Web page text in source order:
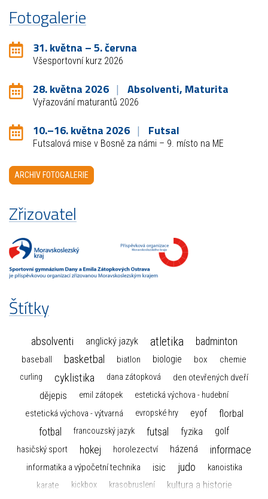
Fotogalerie
31. května – 5. června
Všesportovní kurz 2026
28. května 2026 Absolventi, Maturita
Vyřazování maturantů 2026
10.–16. května 2026 Futsal
Futsalová mise v Bosně za námi – 9. místo na ME
ARCHIV FOTOGALERIE
Zřizovatel
Štítky
absolventi anglický jazyk atletika badminton
baseball basketbal biatlon biologie box chemie
curling cyklistika dana zátopková den otevřených dveří
dějepis emil zátopek estetická výchova - hudební
estetická výchova - výtvarná evropské hry eyof florbal
fotbal francouzský jazyk futsal fyzika golf
hasičský sport hokej horolezectví házená informace
informatika a výpočetní technika isic judo
kanoistika
karate
kickbox krasobruslení
kultura a historie